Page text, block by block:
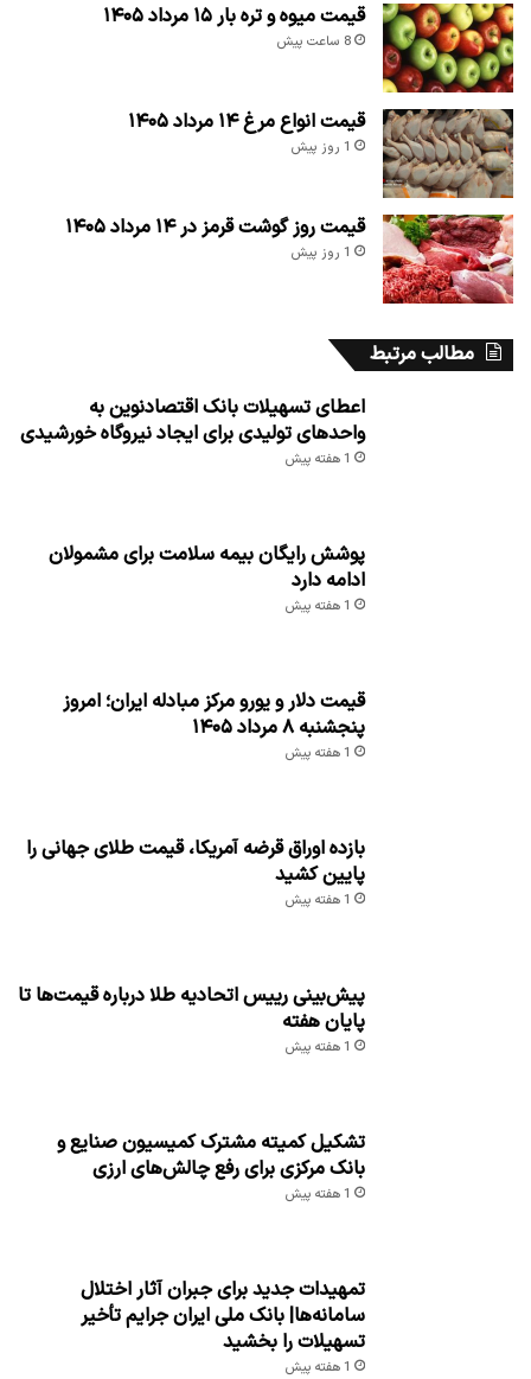
قیمت میوه و تره بار ۱۵ مرداد ۱۴۰۵
8 ساعت پیش
قیمت انواع مرغ ۱۴ مرداد ۱۴۰۵
1 روز پیش
قیمت روز گوشت قرمز در ۱۴ مرداد ۱۴۰۵
1 روز پیش
مطالب مرتبط
اعطای تسهیلات بانک اقتصادنوین به
واحدهای تولیدی برای ایجاد نیروگاه خورشیدی
1 هفته پیش
پوشش رایگان بیمه سلامت برای مشمولان
ادامه دارد
1 هفته پیش
قیمت دلار و یورو مرکز مبادله ایران؛ امروز
پنجشنبه ۸ مرداد ۱۴۰۵
1 هفته پیش
بازده اوراق قرضه آمریکا، قیمت طلای جهانی را
پایین کشید
1 هفته پیش
پیش‌بینی رییس اتحادیه طلا درباره قیمت‌ها تا
پایان هفته
1 هفته پیش
تشکیل کمیته مشترک کمیسیون صنایع و
بانک مرکزی برای رفع چالش‌های ارزی
1 هفته پیش
تمهیدات جدید برای جبران آثار اختلال
سامانه‌ها| بانک ملی ایران جرایم تأخیر
تسهیلات را بخشید
1 هفته پیش